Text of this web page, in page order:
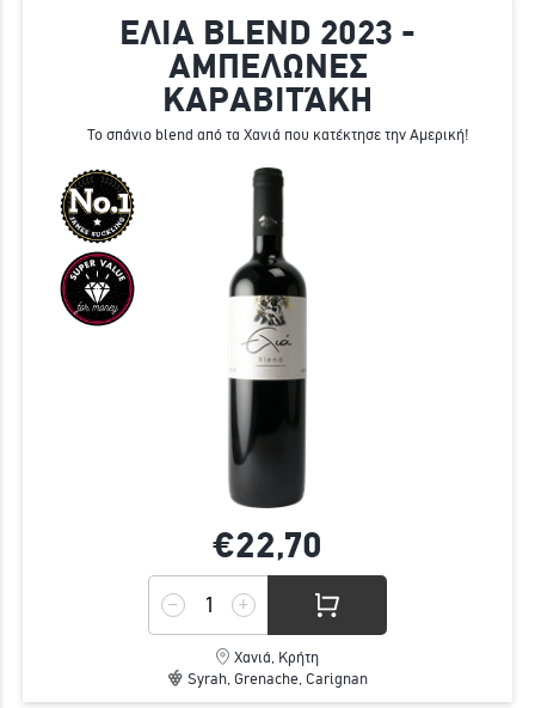
ΕΛΙΑ BLEND 2023 -
ΑΜΠΕΛΩΝΕΣ
ΚΑΡΑΒΙΤΆΚΗ
Το σπάνιο blend από τα Χανιά που κατέκτησε την Αμερική!
€22,70
Χανιά, Κρήτη
Syrah, Grenache, Carignan